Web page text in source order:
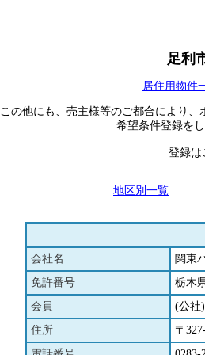
足利
居住用物件
この他にも、売主様等のご都合により
希望条件登録を
登録
地区別一覧
会社名
関東
免許番号
栃木
会員
(公社
住所
〒